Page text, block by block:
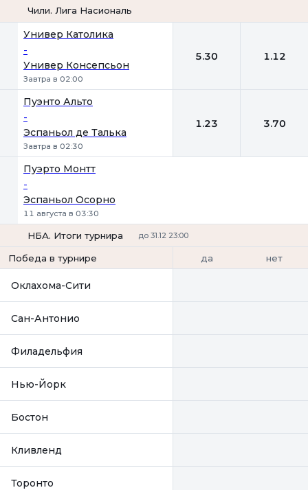
Чили. Лига Насиональ
Универ Католика
-
Универ Консепсьон
Завтра в 02:00
5.30 1.12
Пуэнто Альто
-
Эспаньол де Талька
Завтра в 02:30
1.23 3.70
Пуэрто Монтт
-
Эспаньол Осорно
11 августа в 03:30
НБА. Итоги турнира до 31.12 23:00
Победа в турнире да нет
Оклахома-Сити
Сан-Антонио
Филадельфия
Нью-Йорк
Бостон
Кливленд
Торонто